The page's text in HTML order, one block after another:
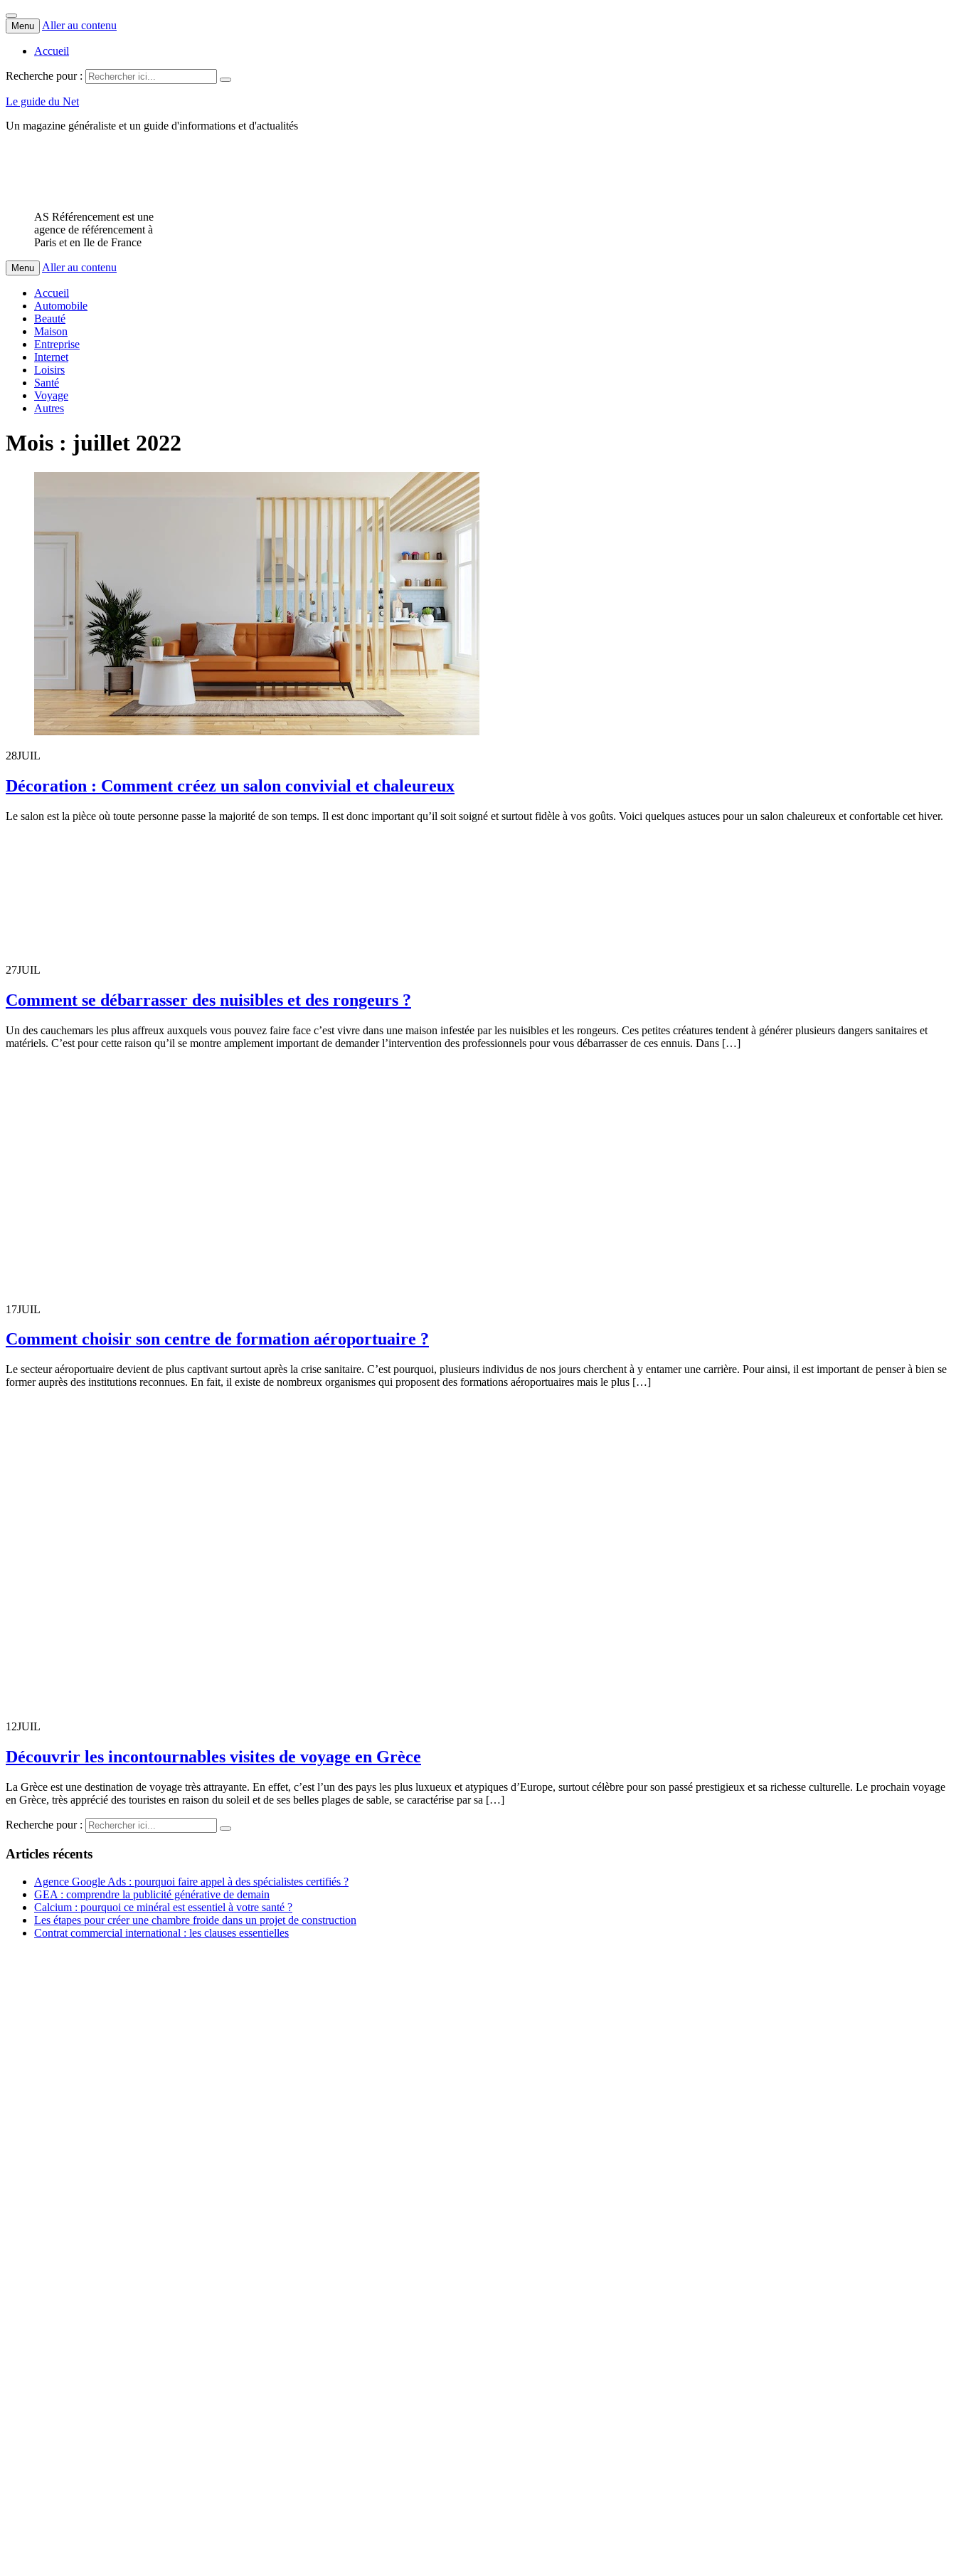
Menu Aller au contenu
Accueil
Recherche pour :
Le guide du Net
Un magazine généraliste et un guide d'informations et d'actualités
AS Référencement est une
agence de référencement à
Paris et en Ile de France
Menu Aller au contenu
Accueil
Automobile
Beauté
Maison
Entreprise
Internet
Loisirs
Santé
Voyage
Autres
Mois : juillet 2022
28JUIL
Décoration : Comment créez un salon convivial et chaleureux
Le salon est la pièce où toute personne passe la majorité de son temps. Il est donc important qu’il soit soigné et surtout fidèle à vos goûts. Voici quelques astuces pour un salon chaleureux et confortable cet hiver.
27JUIL
Comment se débarrasser des nuisibles et des rongeurs ?
Un des cauchemars les plus affreux auxquels vous pouvez faire face c’est vivre dans une maison infestée par les nuisibles et les rongeurs. Ces petites créatures tendent à générer plusieurs dangers sanitaires et
matériels. C’est pour cette raison qu’il se montre amplement important de demander l’intervention des professionnels pour vous débarrasser de ces ennuis. Dans […]
17JUIL
Comment choisir son centre de formation aéroportuaire ?
Le secteur aéroportuaire devient de plus captivant surtout après la crise sanitaire. C’est pourquoi, plusieurs individus de nos jours cherchent à y entamer une carrière. Pour ainsi, il est important de penser à bien se
former auprès des institutions reconnues. En fait, il existe de nombreux organismes qui proposent des formations aéroportuaires mais le plus […]
12JUIL
Découvrir les incontournables visites de voyage en Grèce
La Grèce est une destination de voyage très attrayante. En effet, c’est l’un des pays les plus luxueux et atypiques d’Europe, surtout célèbre pour son passé prestigieux et sa richesse culturelle. Le prochain voyage
en Grèce, très apprécié des touristes en raison du soleil et de ses belles plages de sable, se caractérise par sa […]
Recherche pour :
Articles récents
Agence Google Ads : pourquoi faire appel à des spécialistes certifiés ?
GEA : comprendre la publicité générative de demain
Calcium : pourquoi ce minéral est essentiel à votre santé ?
Les étapes pour créer une chambre froide dans un projet de construction
Contrat commercial international : les clauses essentielles